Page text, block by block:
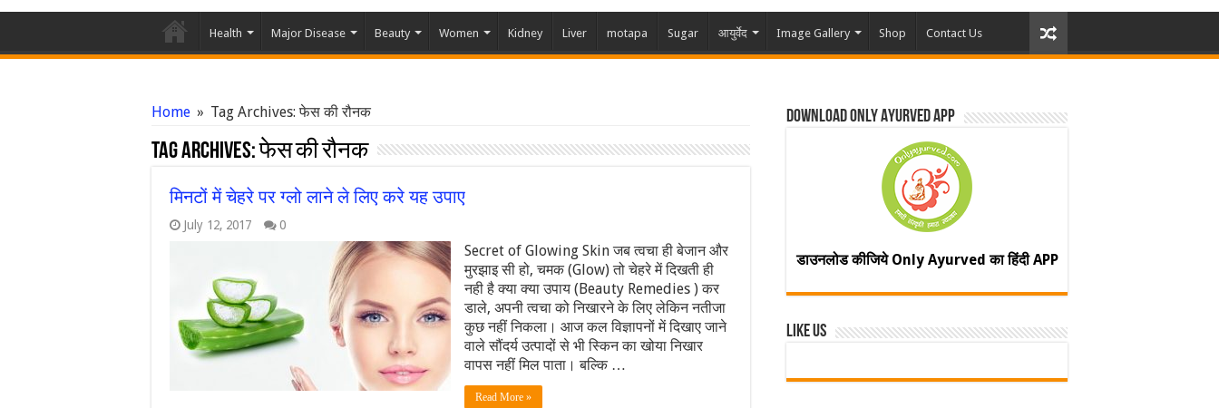
Health Major Disease Beauty Women Kidney Liver motapa Sugar आयुर्वेद Image Gallery Shop Contact Us
Home » Tag Archives: फेस की रौनक
Tag Archives:फेस की रौनक
मिनटों में चेहरे पर ग्लो लाने ले लिए करे यह उपाए
July 12, 2017 0
Secret of Glowing Skin जब त्वचा ही बेजान और
मुरझाइ सी हो, चमक (Glow) तो चेहरे में दिखती ही
नही है क्या क्या उपाय (Beauty Remedies ) कर
डाले, अपनी त्वचा को निखारने के लिए लेकिन नतीजा
कुछ नहीं निकला। आज कल विज्ञापनों में दिखाए जाने
वाले सौंदर्य उत्पादों से भी स्किन का खोया निखार
वापस नहीं मिल पाता। बल्कि …
Read More »
Download Only Ayurved App
डाउनलोड कीजिये Only Ayurved का हिंदी APP
Like Us